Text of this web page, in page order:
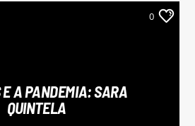
0
A PANDEMIA: SARA
QUINTELA